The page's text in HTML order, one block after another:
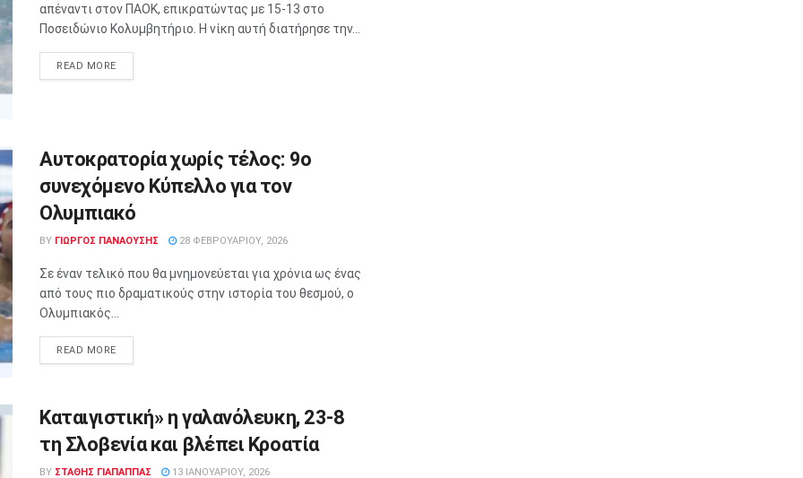
απέναντι στον ΠΑΟΚ, επικρατώντας με 15-13 στο
Ποσειδώνιο Κολυμβητήριο. Η νίκη αυτή διατήρησε την...
READ MORE
Αυτοκρατορία χωρίς τέλος: 9ο
συνεχόμενο Κύπελλο για τον
Ολυμπιακό
BY ΓΙΏΡΓΟΣ ΠΑΝΑΟΎΣΗΣ 28 ΦΕΒΡΟΥΑΡΊΟΥ, 2026
Σε έναν τελικό που θα μνημονεύεται για χρόνια ως ένας
από τους πιο δραματικούς στην ιστορία του θεσμού, ο
Ολυμπιακός...
READ MORE
Καταιγιστική» η γαλανόλευκη, 23-8
τη Σλοβενία και βλέπει Κροατία
BY ΣΤΑΘΗΣ ΓΊΑΠΑΠΠΑΣ 13 ΙΑΝΟΥΑΡΊΟΥ, 2026